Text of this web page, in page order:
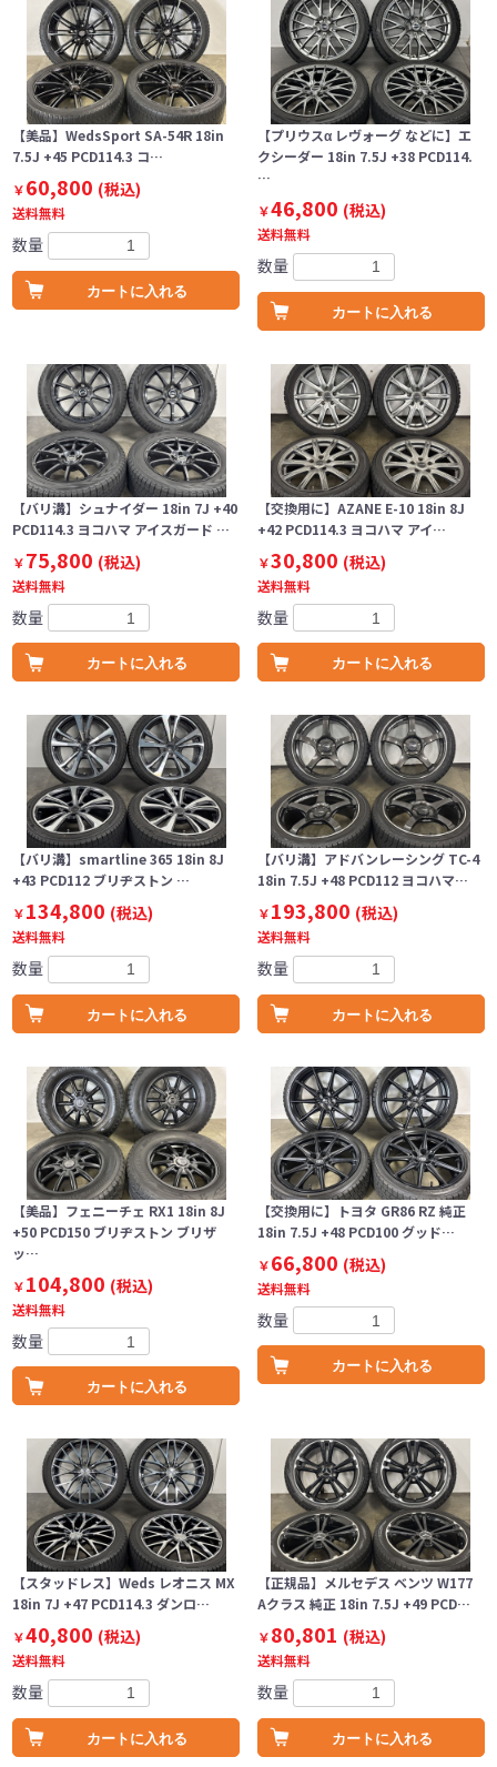
【美品】WedsSport SA-54R 18in
7.5J +45 PCD114.3 コ…
￥60,800 (税込)
送料無料
数量
カートに入れる
【プリウスα レヴォーグ などに】エ
クシーダー 18in 7.5J +38 PCD114.
…
￥46,800 (税込)
送料無料
数量
カートに入れる
【バリ溝】シュナイダー 18in 7J +40
PCD114.3 ヨコハマ アイスガード …
￥75,800 (税込)
送料無料
数量
カートに入れる
【交換用に】AZANE E-10 18in 8J
+42 PCD114.3 ヨコハマ アイ…
￥30,800 (税込)
送料無料
数量
カートに入れる
【バリ溝】smartline 365 18in 8J
+43 PCD112 ブリヂストン …
￥134,800 (税込)
送料無料
数量
カートに入れる
【バリ溝】アドバンレーシング TC-4
18in 7.5J +48 PCD112 ヨコハマ…
￥193,800 (税込)
送料無料
数量
カートに入れる
【美品】フェニーチェ RX1 18in 8J
+50 PCD150 ブリヂストン ブリザ
ッ…
￥104,800 (税込)
送料無料
数量
カートに入れる
【交換用に】トヨタ GR86 RZ 純正
18in 7.5J +48 PCD100 グッド…
￥66,800 (税込)
送料無料
数量
カートに入れる
【スタッドレス】Weds レオニス MX
18in 7J +47 PCD114.3 ダンロ…
￥40,800 (税込)
送料無料
数量
カートに入れる
【正規品】メルセデス ベンツ W177
Aクラス 純正 18in 7.5J +49 PCD…
￥80,801 (税込)
送料無料
数量
カートに入れる